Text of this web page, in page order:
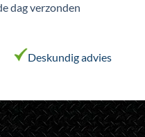
dag verzonden
Deskundig advies